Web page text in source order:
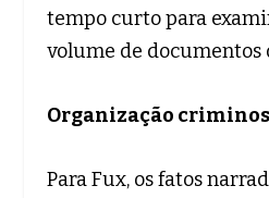
tempo curto para
volume de documentos
Organização
Para Fux, os fatos